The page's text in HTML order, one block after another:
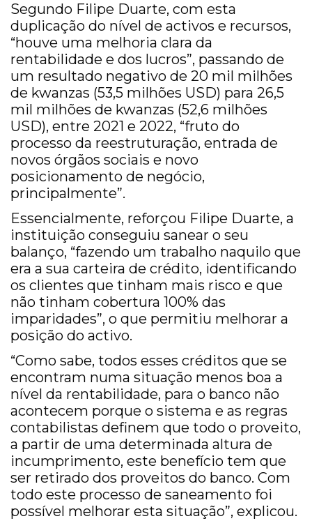
Segundo Filipe Duarte, com esta
duplicação do nível de activos e recursos,
“houve uma melhoria clara da
rentabilidade e dos lucros”, passando de
um resultado negativo de 20 mil milhões
de kwanzas (53,5 milhões USD) para 26,5
mil milhões de kwanzas (52,6 milhões
USD), entre 2021 e 2022, “fruto do
processo da reestruturação, entrada de
novos órgãos sociais e novo
posicionamento de negócio,
principalmente”.
Essencialmente, reforçou Filipe Duarte, a
instituição conseguiu sanear o seu
balanço, “fazendo um trabalho naquilo que
era a sua carteira de crédito, identificando
os clientes que tinham mais risco e que
não tinham cobertura 100% das
imparidades”, o que permitiu melhorar a
posição do activo.
“Como sabe, todos esses créditos que se
encontram numa situação menos boa a
nível da rentabilidade, para o banco não
acontecem porque o sistema e as regras
contabilistas definem que todo o proveito,
a partir de uma determinada altura de
incumprimento, este benefício tem que
ser retirado dos proveitos do banco. Com
todo este processo de saneamento foi
possível melhorar esta situação”, explicou.